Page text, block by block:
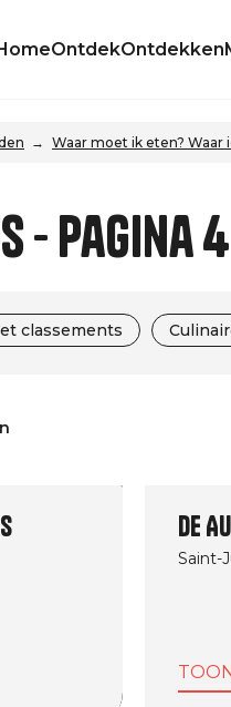
OntdekOntdekken
Waar moet ik eten? Waar
- Pagina 4
classements
De
Saint-